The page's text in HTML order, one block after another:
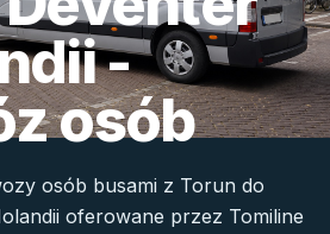
-
osób
osób busami z Torun do
oferowane przez Tomiline